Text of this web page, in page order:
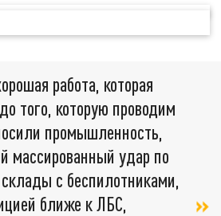
работа, которая
того, которую проводим
промышленность,
массированный удар по
с беспилотниками,
ближе к ЛБС,